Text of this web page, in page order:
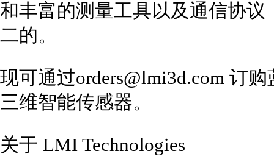
和丰富的测量工具以及通信协
二的。
现可通过orders@lmi3d.com 订
三维智能传感器。
关于 LMI Technologies